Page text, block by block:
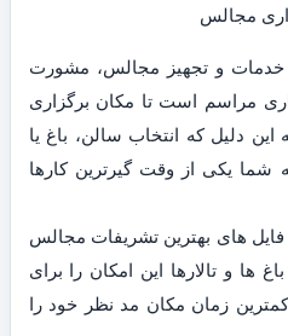
مجالس
خدمات و تجهیز مجالس، مشورت
مراسم است تا مکان برگزاری
دلیل که انتخاب سالن، باغ یا
شما یکی از وقت گیرترین کارها
های بهترین تشریفات مجالس
ها و تالارها این امکان را برای
زمان مکان مد نظر خود را